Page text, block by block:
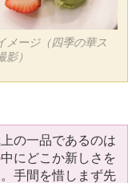
メージ（四季の華ス
影）
の一品であるのは
にどこか新しさを
手間を惜しまず先